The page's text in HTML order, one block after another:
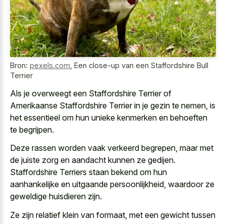
Bron: pexels.com Een close-up van een Staffordshire Bull
Terrier
Als je overweegt een Staffordshire Terrier of
Amerikaanse Staffordshire Terrier in je gezin te nemen, is
het essentieel om hun unieke kenmerken en behoeften
te begrijpen.
Deze rassen worden vaak verkeerd begrepen, maar met
de juiste zorg en aandacht kunnen ze gedijen.
Staffordshire Terriers staan bekend om hun
aanhankelijke en uitgaande persoonlijkheid, waardoor ze
geweldige huisdieren zijn.
Ze zijn relatief klein van formaat, met een gewicht tussen